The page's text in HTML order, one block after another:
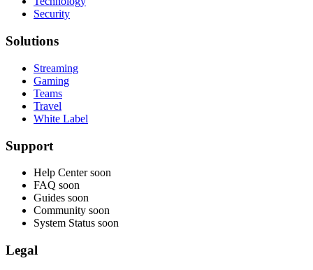
Security
Solutions
Streaming
Gaming
Teams
Travel
White Label
Support
Help Center soon
FAQ soon
Guides soon
Community soon
System Status soon
Legal